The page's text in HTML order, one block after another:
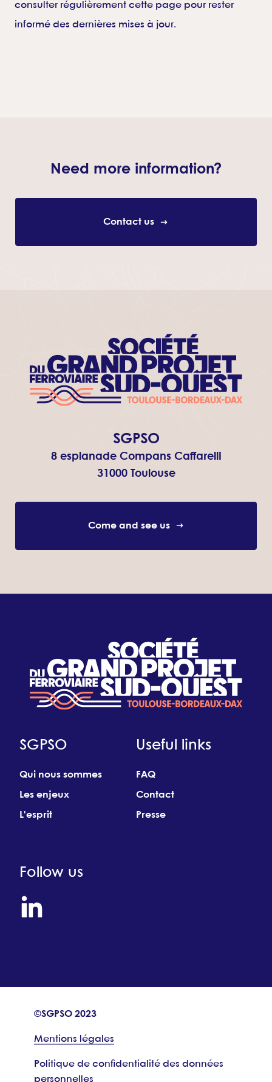
consulter régulièrement cette page pour rester
informé des dernières mises à jour.
Need more information?
Contact us
SGPSO
8 esplanade Compans Caffarelli
31000 Toulouse
Come and see us
SGPSO
Qui nous sommes
Les enjeux
L'esprit
Useful links
FAQ
Contact
Presse
Follow us
©SGPSO 2023
Mentions légales
Politique de confidentialité des données
personnelles